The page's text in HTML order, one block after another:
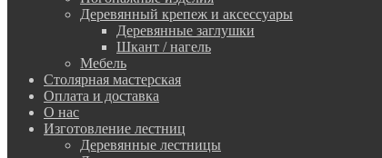
Деревянный крепеж и аксессуары
Деревянные заглушки
Шкант / нагель
Мебель
Столярная мастерская
Оплата и доставка
О нас
Изготовление лестниц
Деревянные лестницы